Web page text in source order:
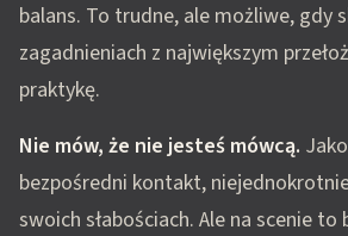
balans. To trudne, ale możliwe, gdy
zagadnieniach z największym
praktykę.
Nie mów, że nie jesteś mówcą.
bezpośredni kontakt,
swoich słabościach. Ale na scenie to